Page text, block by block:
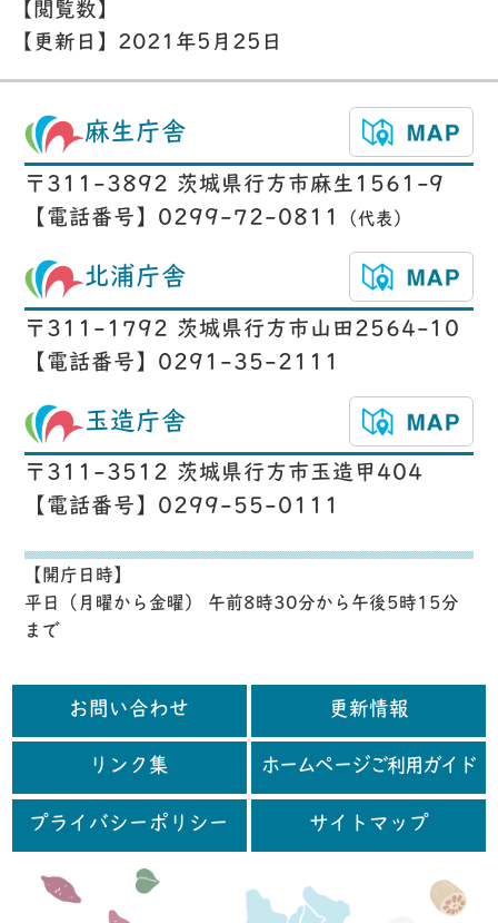
【閲覧数】
【更新日】 2021年5月25日
麻生庁舎
〒311-3892 茨城県行方市麻生1561-9
【電話番号】0299-72-0811
（代表）
北浦庁舎
〒311-1792 茨城県行方市山田2564-10
【電話番号】0291-35-2111
玉造庁舎
〒311-3512 茨城県行方市玉造甲404
【電話番号】0299-55-0111
【開庁日時】
平日（月曜から金曜） 午前8時30分から午後5時15分
まで
お問い合わせ 更新情報
リンク集 ホームページご利用ガイド
プライバシーポリシー サイトマップ